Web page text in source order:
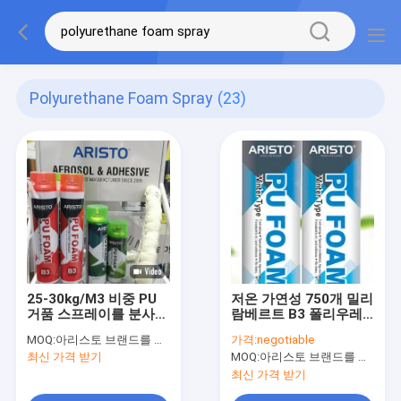
Polyurethane Foam Spray (23)
25-30kg/M3 비중 PU
거품 스프레이를 분사하
MOQ:아리스토 브랜드를 위한 6000개 깡통인 OEM을 위한 15000개 깡통
최신 가격 받기
저온 가연성 750개 밀리
람베르트 B3 폴리우레
가격:negotiable
MOQ:아리스토 브랜드를 위한 6000 PC, 고객 브랜드를 위한 15000 PC
최신 가격 받기